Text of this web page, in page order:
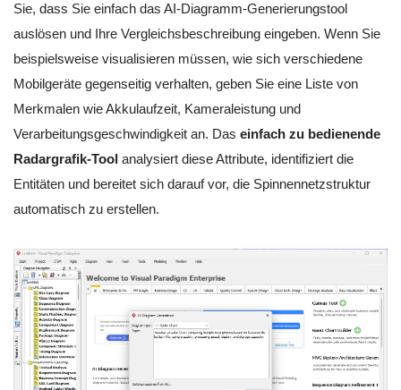
Sie, dass Sie einfach das AI-Diagramm-Generierungstool
auslösen und Ihre Vergleichsbeschreibung eingeben. Wenn Sie
beispielsweise visualisieren müssen, wie sich verschiedene
Mobilgeräte gegenseitig verhalten, geben Sie eine Liste von
Merkmalen wie Akkulaufzeit, Kameraleistung und
Verarbeitungsgeschwindigkeit an. Das einfach zu bedienende
Radargrafik-Tool analysiert diese Attribute, identifiziert die
Entitäten und bereitet sich darauf vor, die Spinnennetzstruktur
automatisch zu erstellen.